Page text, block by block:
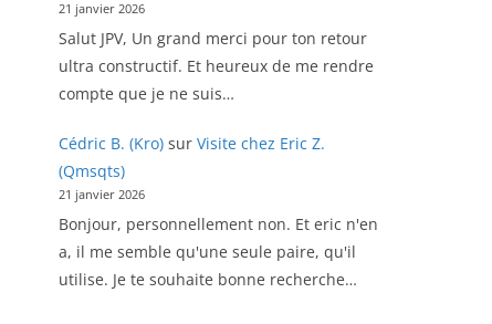
21 janvier 2026
Salut JPV, Un grand merci pour ton retour
ultra constructif. Et heureux de me rendre
compte que je ne suis…
Cédric B. (Kro)sur Visite chez Eric Z.
(Qmsqts)
21 janvier 2026
Bonjour, personnellement non. Et eric n'en
a, il me semble qu'une seule paire, qu'il
utilise. Je te souhaite bonne recherche…